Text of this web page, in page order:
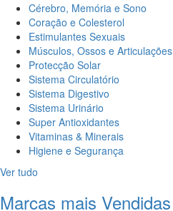
Cérebro, Memória e Sono
Coração e Colesterol
Estimulantes Sexuais
Músculos, Ossos e Articulações
Protecção Solar
Sistema Circulatório
Sistema Digestivo
Sistema Urinário
Super Antioxidantes
Vitaminas & Minerais
Higiene e Segurança
Ver tudo
Marcas mais Vendidas